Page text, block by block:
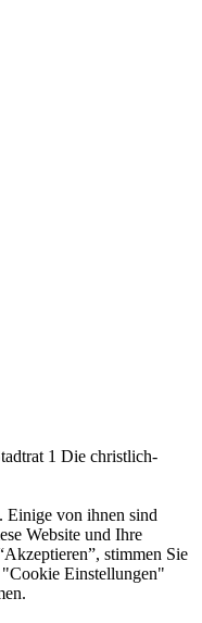
1 Die christlich-
Einige von ihnen sind
Website und Ihre
stimmen Sie
Einstellungen"